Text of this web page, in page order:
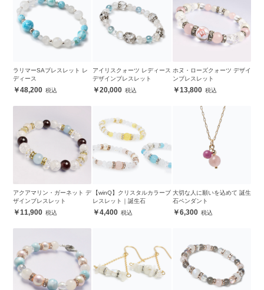
ラリマーSAブレスレット レ
ディース
48,200
アイリスクォーツ レディース
デザインブレスレット
20,000
ホヌ・ローズクォーツ デザイ
ンブレスレット
13,800
アクアマリン・ガーネット デ
ザインブレスレット
11,900
【winQ】クリスタルカラーブ
レスレット｜誕生石
4,400
大切な人に願いを込めて 誕生
石ペンダント
6,300